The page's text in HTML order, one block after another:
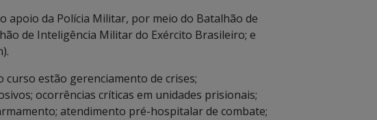
apoio da Polícia Militar, por meio do Batalhão de
de Inteligência Militar do Exército Brasileiro; e
estão gerenciamento de crises;
ocorrências críticas em unidades prisionais;
atendimento pré-hospitalar de combate;